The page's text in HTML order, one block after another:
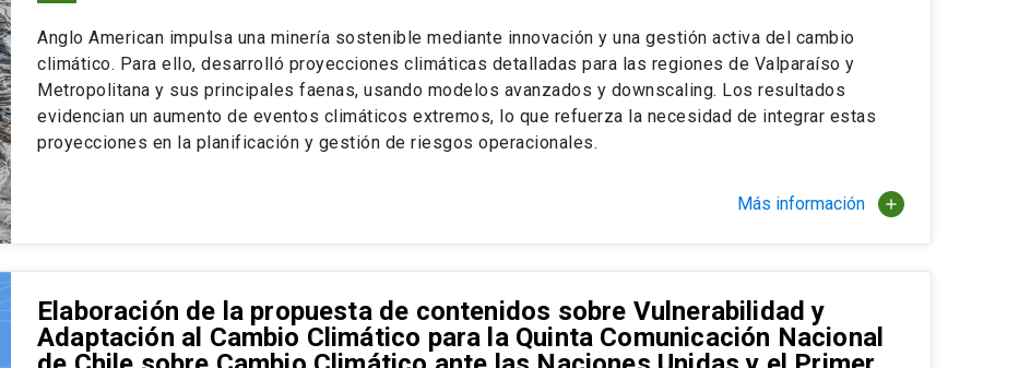
Anglo American impulsa una minería sostenible mediante innovación y una gestión activa del cambio
climático. Para ello, desarrolló proyecciones climáticas detalladas para las regiones de Valparaíso y
Metropolitana y sus principales faenas, usando modelos avanzados y downscaling. Los resultados
evidencian un aumento de eventos climáticos extremos, lo que refuerza la necesidad de integrar estas
proyecciones en la planificación y gestión de riesgos operacionales.
Más información add
Elaboración de la propuesta de contenidos sobre Vulnerabilidad y
Adaptación al Cambio Climático para la Quinta Comunicación Nacional